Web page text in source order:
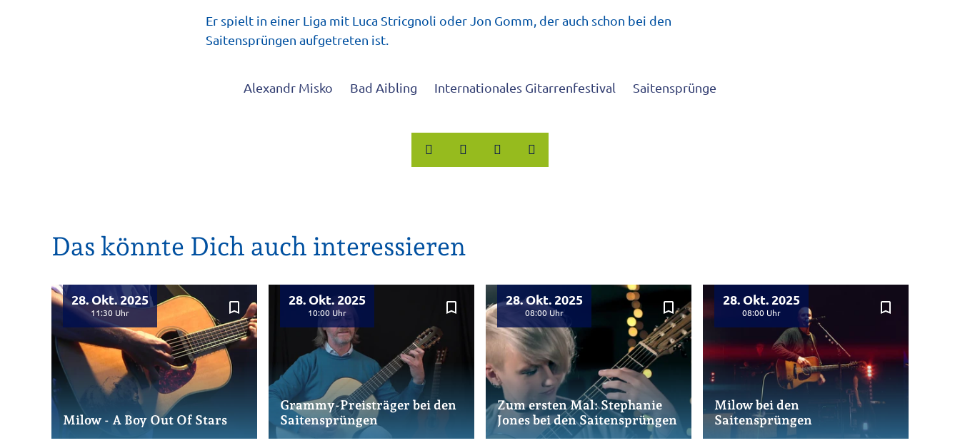
Er spielt in einer Liga mit Luca Stricgnoli oder Jon Gomm, der auch schon bei den
Saitensprüngen aufgetreten ist.
Alexandr Misko Bad Aibling Internationales Gitarrenfestival Saitensprünge
Das könnte Dich auch interessieren
bookmark_border
28. Okt. 2025
11:30
Milow - A Boy Out Of Stars
bookmark_border
28. Okt. 2025
10:00
Grammy-Preisträger bei den
Saitensprüngen
bookmark_border
28. Okt. 2025
08:00
Zum ersten Mal: Stephanie
Jones bei den Saitensprüngen
bookmark_border
28. Okt. 2025
08:00
Milow bei den
Saitensprüngen